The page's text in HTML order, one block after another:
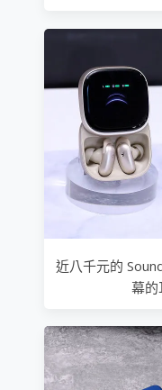
近八千元的
幕的